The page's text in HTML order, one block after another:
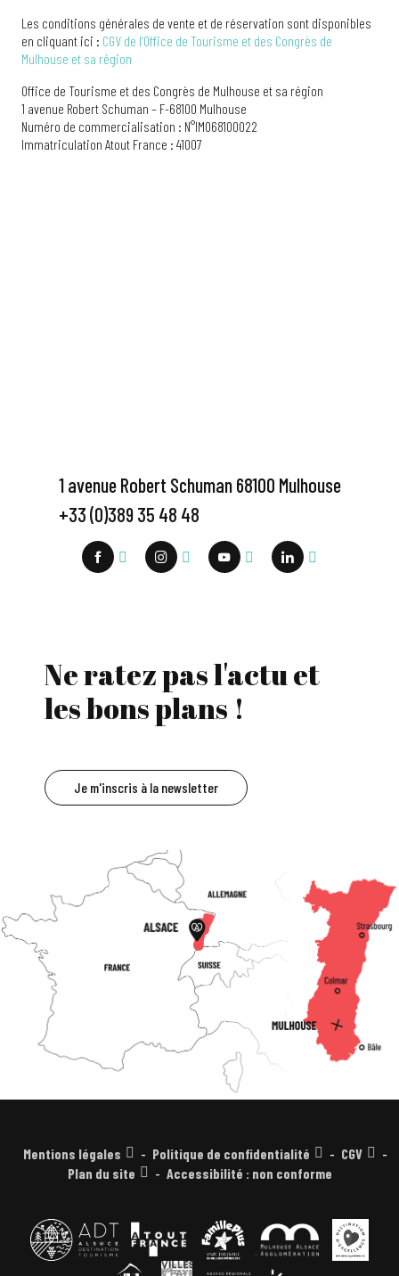
Les conditions générales de vente et de réservation sont disponibles
en cliquant ici : CGV de l’Office de Tourisme et des Congrès de
Mulhouse et sa région
Office de Tourisme et des Congrès de Mulhouse et sa région
1 avenue Robert Schuman – F-68100 Mulhouse
Numéro de commercialisation : N°IM068100022
Immatriculation Atout France : 41007
1 avenue Robert Schuman 68100 Mulhouse
+33 (0)389 35 48 48
Ne ratez pas l'actu et
les bons plans !
Je m'inscris à la newsletter
Mentions légales Politique de confidentialité
CGV
Plan du site
Accessibilité : non conforme